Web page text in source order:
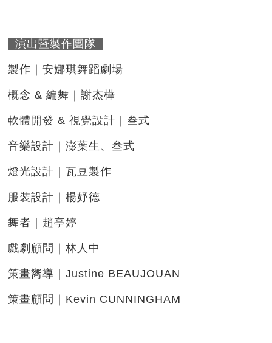
演出暨製作團隊
製作｜安娜琪舞蹈劇場
概念 & 編舞｜謝杰樺
軟體開發 & 視覺設計｜叁式
音樂設計｜澎葉生、叁式
燈光設計｜瓦豆製作
服裝設計｜楊妤德
舞者｜趙亭婷
戲劇顧問｜林人中
策畫嚮導｜Justine BEAUJOUAN
策畫顧問｜Kevin CUNNINGHAM